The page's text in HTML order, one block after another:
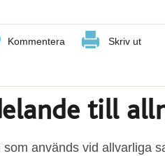
Kommentera Skriv ut
till
används vid allvarliga